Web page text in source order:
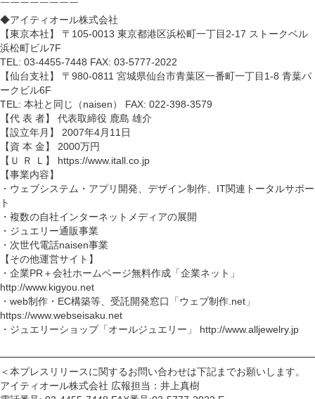
￣￣￣￣￣￣￣￣
◆アイティオール株式会社
【東京本社】 〒105-0013 東京都港区浜松町一丁目2-17 ストークベル
浜松町ビル7F
TEL: 03-4455-7448 FAX: 03-5777-2022
【仙台支社】 〒980-0811 宮城県仙台市青葉区一番町一丁目1-8 青葉パ
ークビル6F
TEL: 本社と同じ（naisen） FAX: 022-398-3579
【代 表 者】 代表取締役 鹿島 雄介
【設立年月】 2007年4月11日
【資 本 金】 2000万円
【Ｕ Ｒ Ｌ】 https://www.itall.co.jp
【事業内容】
・ウェブシステム・アプリ開発、デザイン制作、IT関連トータルサポー
ト
・複数の自社インターネットメディアの展開
・ジュエリー通販事業
・次世代電話naisen事業
【その他運営サイト】
・企業PR＋会社ホームページ無料作成「企業ネット」
http://www.kigyou.net
・web制作・EC構築等、受託開発窓口「ウェブ制作.net」
https://www.webseisaku.net
・ジュエリーショップ「オールジュエリー」 http://www.alljewelry.jp
＜本プレスリリースに関するお問い合わせは下記までお願いします。
アイティオール株式会社 広報担当：井上真樹